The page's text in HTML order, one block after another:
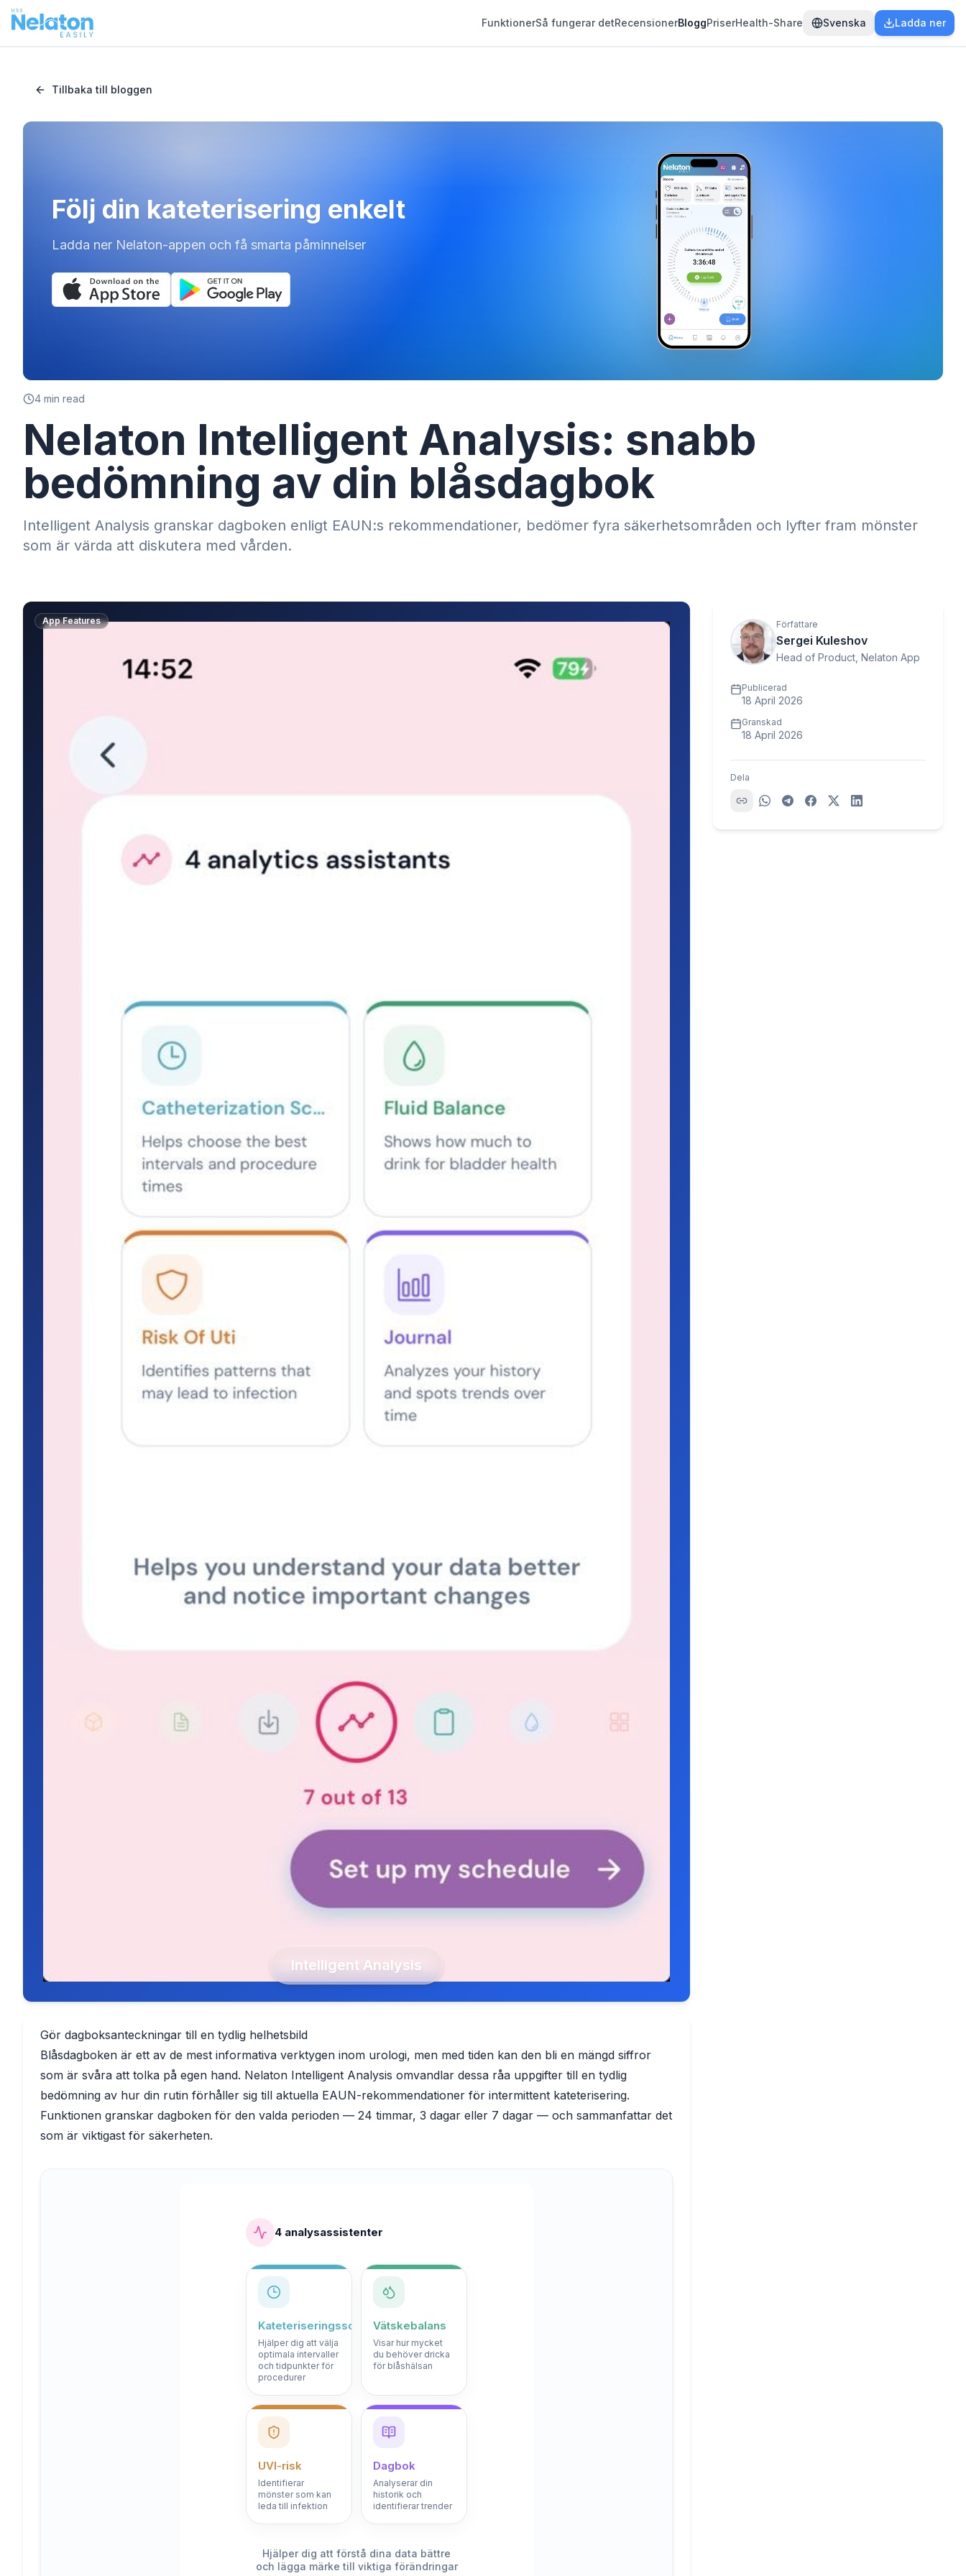
FunktionerSå fungerar detRecensionerBloggPriserHealth-Share Svenska Ladda ner
Tillbaka till bloggen
Följ din kateterisering enkelt
Ladda ner Nelaton-appen och få smarta påminnelser
4 min read
Nelaton Intelligent Analysis: snabb
bedömning av din blåsdagbok
Intelligent Analysis granskar dagboken enligt EAUN:s rekommendationer, bedömer fyra säkerhetsområden och lyfter fram mönster
som är värda att diskutera med vården.
App Features
Intelligent Analysis
Gör dagboksanteckningar till en tydlig helhetsbild
Blåsdagboken är ett av de mest informativa verktygen inom urologi, men med tiden kan den bli en mängd siffror
som är svåra att tolka på egen hand. Nelaton Intelligent Analysis omvandlar dessa råa uppgifter till en tydlig
bedömning av hur din rutin förhåller sig till aktuella EAUN-rekommendationer för intermittent kateterisering.
Funktionen granskar dagboken för den valda perioden — 24 timmar, 3 dagar eller 7 dagar — och sammanfattar det
som är viktigast för säkerheten.
4 analysassistenter
Kateteriseringsschema
Hjälper dig att välja
optimala intervaller
och tidpunkter för
procedurer
Vätskebalans
Visar hur mycket
du behöver dricka
för blåshälsan
UVI-risk
Identifierar
mönster som kan
leda till infektion
Dagbok
Analyserar din
historik och
identifierar trender
Hjälper dig att förstå dina data bättre
och lägga märke till viktiga förändringar
Författare
Sergei Kuleshov
Head of Product, Nelaton App
Publicerad
18 April 2026
Granskad
18 April 2026
Dela